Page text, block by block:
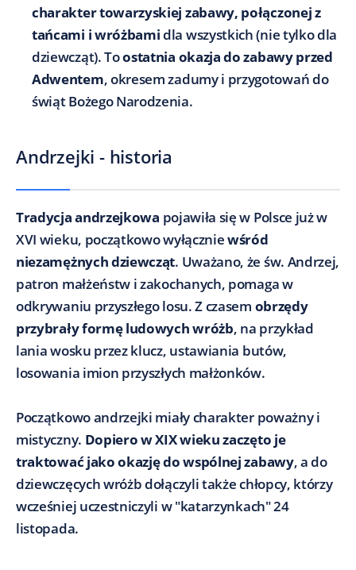
charakter towarzyskiej zabawy, połączonej z
tańcami i wróżbamidla wszystkich (nie tylko dla
dziewcząt). Toostatnia okazja do zabawy przed
Adwentem, okresem zadumy i przygotowań do
świąt Bożego Narodzenia.
Andrzejki - historia
Tradycja andrzejkowa pojawiła się w Polsce już w
XVI wieku, początkowo wyłączniewśród
niezamężnych dziewcząt. Uważano, że św. Andrzej,
patron małżeństw i zakochanych, pomaga w
odkrywaniu przyszłego losu. Z czasem obrzędy
przybrały formę ludowych wróżb, na przykład
lania wosku przez klucz, ustawiania butów,
losowania imion przyszłych małżonków.
Początkowo andrzejki miały charakter poważny i
mistyczny. Dopiero w XIX wieku zaczęto je
traktować jako okazję do wspólnej zabawy, a do
dziewczęcych wróżb dołączyli także chłopcy, którzy
wcześniej uczestniczyli w "katarzynkach" 24
listopada.